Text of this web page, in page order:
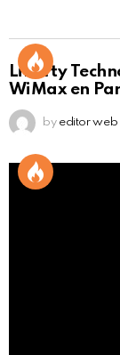
Liberty
WiMax en
by editor web